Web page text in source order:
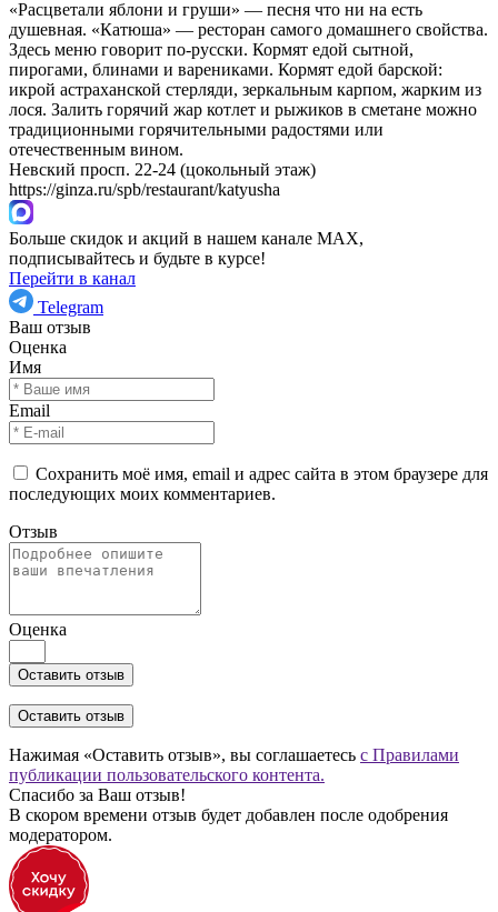
«Расцветали яблони и груши» — песня что ни на есть
душевная. «Катюша» — ресторан самого домашнего свойства.
Здесь меню говорит по-русски. Кормят едой сытной,
пирогами, блинами и варениками. Кормят едой барской:
икрой астраханской стерляди, зеркальным карпом, жарким из
лося. Залить горячий жар котлет и рыжиков в сметане можно
традиционными горячительными радостями или
отечественным вином.
Невский просп. 22-24 (цокольный этаж)
https://ginza.ru/spb/restaurant/katyusha
Больше скидок и акций в нашем канале MAX,
подписывайтесь и будьте в курсе!
Перейти в канал
Telegram
Ваш отзыв
Оценка
Имя
Email
Сохранить моё имя, email и адрес сайта в этом браузере для
последующих моих комментариев.
Отзыв
Оценка
Оставить отзыв
Нажимая «Оставить отзыв», вы соглашаетесь с Правилами
публикации пользовательского контента.
Спасибо за Ваш отзыв!
В скором времени отзыв будет добавлен после одобрения
модератором.